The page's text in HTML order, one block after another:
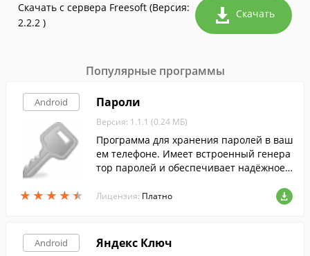
Скачать с сервера Freesoft (Версия:
2.2.2 )
Скачать
Популярные программы
Android
★ ★ ★ ★ ★
★ ★ ★ ★ ★
Пароли
Версия: 1.1.1 (0.24 МБ)
Программа для хранения паролей в ваш
ем телефоне. Имеет встроенный генера
тор паролей и обеспечивает надёжное
Лицензия: Платно
Android Яндекс Ключ